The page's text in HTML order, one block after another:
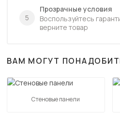
5
Прозрачные условия
Воспользуйтесь
верните товар
ВАМ МОГУТ
Стеновые панели